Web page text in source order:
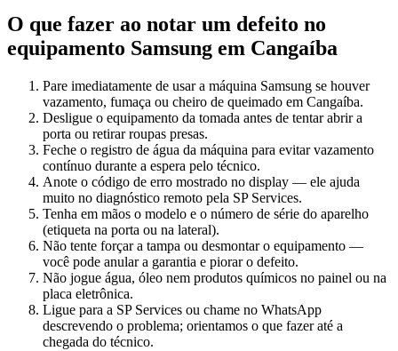
O que fazer ao notar um defeito no
equipamento Samsung em Cangaíba
Pare imediatamente de usar a máquina Samsung se houver
vazamento, fumaça ou cheiro de queimado em Cangaíba.
Desligue o equipamento da tomada antes de tentar abrir a
porta ou retirar roupas presas.
Feche o registro de água da máquina para evitar vazamento
contínuo durante a espera pelo técnico.
Anote o código de erro mostrado no display — ele ajuda
muito no diagnóstico remoto pela SP Services.
Tenha em mãos o modelo e o número de série do aparelho
(etiqueta na porta ou na lateral).
Não tente forçar a tampa ou desmontar o equipamento —
você pode anular a garantia e piorar o defeito.
Não jogue água, óleo nem produtos químicos no painel ou na
placa eletrônica.
Ligue para a SP Services ou chame no WhatsApp
descrevendo o problema; orientamos o que fazer até a
chegada do técnico.